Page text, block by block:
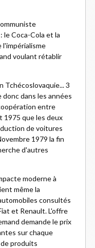
Coca-Cola et la
l'impérialisme
voulant rétablir
Tchécoslovaquie... 3
dans les années
entre
1975 que les deux
de voitures
1979 la fin
d'autres
moderne à
même la
consultés
et Renault. L'offre
demande le prix
sur chaque
produits